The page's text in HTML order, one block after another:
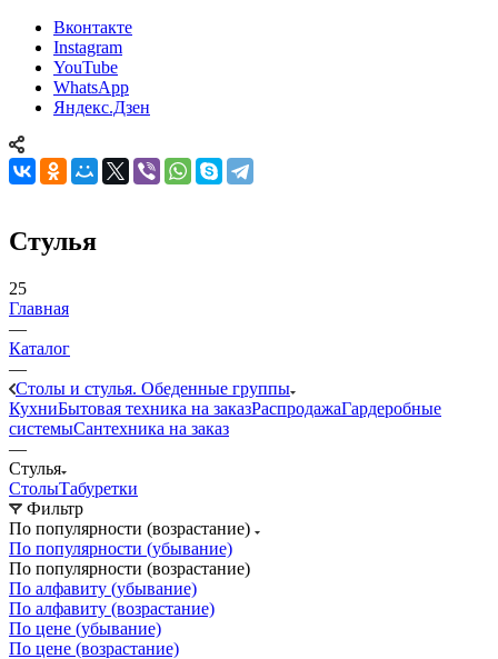
Вконтакте
Instagram
YouTube
WhatsApp
Яндекс.Дзен
Стулья
25
Главная
—
Каталог
—
Столы и стулья. Обеденные группы
КухниБытовая техника на заказРаспродажаГардеробные
системыСантехника на заказ
—
Стулья
СтолыТабуретки
Фильтр
По популярности (возрастание)
По популярности (убывание)
По популярности (возрастание)
По алфавиту (убывание)
По алфавиту (возрастание)
По цене (убывание)
По цене (возрастание)